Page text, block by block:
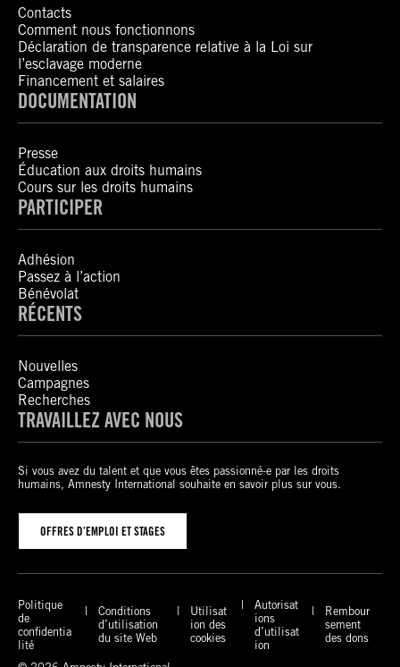
Contacts
Comment nous fonctionnons
Déclaration de transparence relative à la Loi sur
l’esclavage moderne
Financement et salaires
DOCUMENTATION
Presse
Éducation aux droits humains
Cours sur les droits humains
PARTICIPER
Adhésion
Passez à l’action
Bénévolat
RÉCENTS
Nouvelles
Campagnes
Recherches
TRAVAILLEZ AVEC NOUS
Si vous avez du talent et que vous êtes passionné-e par les droits
humains, Amnesty International souhaite en savoir plus sur vous.
OFFRES D’EMPLOI ET STAGES
Politique
de
confidentia
lité
Conditions
d’utilisation
du site Web
Utilisat
ion des
cookies
Autorisat
ions
d’utilisat
ion
Rembour
sement
des dons